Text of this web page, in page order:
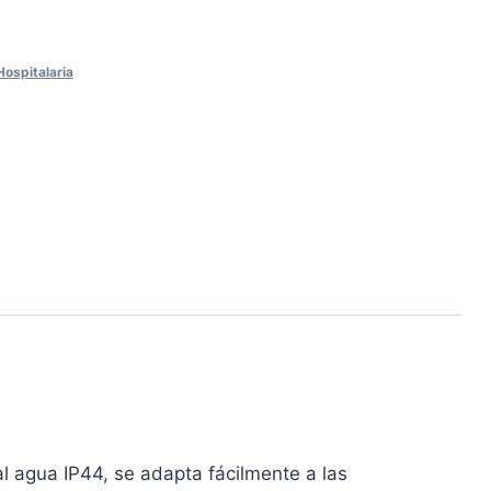
agua IP44, se adapta fácilmente a las